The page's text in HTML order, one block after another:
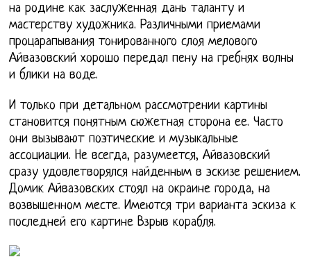
на родине как заслуженная дань таланту и
мастерству художника. Различными приемами
процарапывания тонированного слоя мелового
Айвазовский хорошо передал пену на гребнях волны
и блики на воде.
И только при детальном рассмотрении картины
становится понятным сюжетная сторона ее. Часто
они вызывают поэтические и музыкальные
ассоциации. Не всегда, разумеется, Айвазовский
сразу удовлетворялся найденным в эскизе решением.
Домик Айвазовских стоял на окраине города, на
возвышенном месте. Имеются три варианта эскиза к
последней его картине Взрыв корабля.